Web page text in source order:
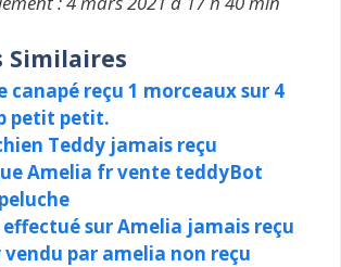
Similaires
canapé reçu 1 morceaux sur 4
petit petit.
Teddy jamais reçu
Amelia fr vente teddyBot
sur Amelia jamais reçu
vendu par amelia non reçu